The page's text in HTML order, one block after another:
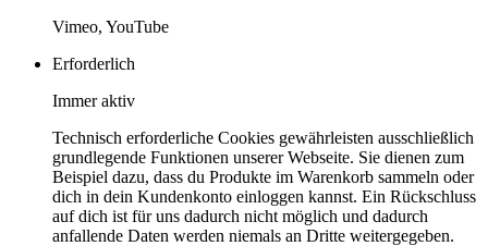
Vimeo, YouTube
Erforderlich
Immer aktiv
Technisch erforderliche Cookies gewährleisten ausschließlich
grundlegende Funktionen unserer Webseite. Sie dienen zum
Beispiel dazu, dass du Produkte im Warenkorb sammeln oder
dich in dein Kundenkonto einloggen kannst. Ein Rückschluss
auf dich ist für uns dadurch nicht möglich und dadurch
anfallende Daten werden niemals an Dritte weitergegeben.